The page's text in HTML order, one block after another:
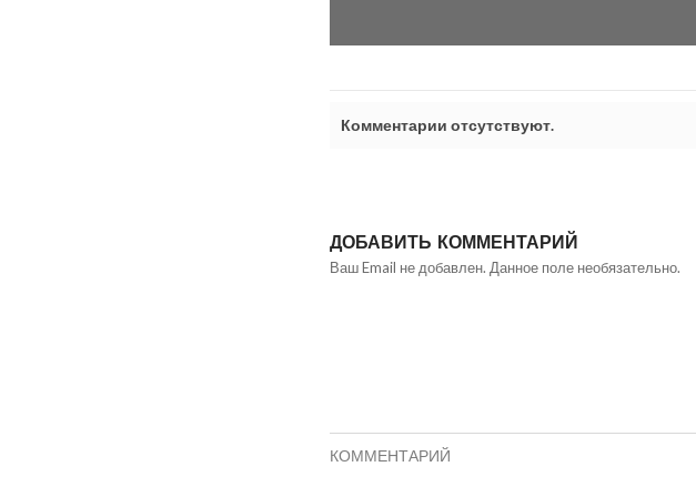
Комментарии отсутствуют.
ДОБАВИТЬ КОММЕНТАРИЙ
Ваш Email не добавлен. Данное поле необязательно.
КОММЕНТАРИЙ